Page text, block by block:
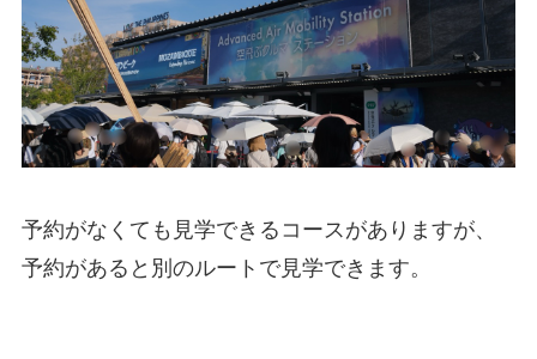
予約がなくても見学できるコースがありますが、
予約があると別のルートで見学できます。